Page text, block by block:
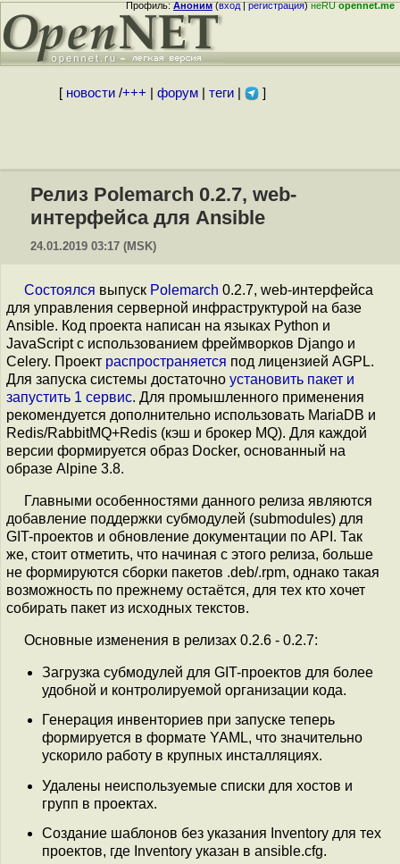
Профиль:Аноним(вход|регистрация)неRUopennet.me
[ новости/+++ форум| теги| ]
Релиз Polemarch 0.2.7, web-
интерфейса для Ansible
24.01.2019 03:17 (MSK)
Состоялся выпуск Polemarch 0.2.7, web-интерфейса
для управления серверной инфраструктурой на базе
Ansible. Код проекта написан на языках Python и
JavaScript с использованием фреймворков Django и
Celery. Проект распространяется под лицензией AGPL.
Для запуска системы достаточно установить пакет и
запустить 1 сервис. Для промышленного применения
рекомендуется дополнительно использовать MariaDB и
Redis/RabbitMQ+Redis (кэш и брокер MQ). Для каждой
версии формируется образ Docker, основанный на
образе Alpine 3.8.
Главными особенностями данного релиза являются
добавление поддержки субмодулей (submodules) для
GIT-проектов и обновление документации по API. Так
же, стоит отметить, что начиная с этого релиза, больше
не формируются сборки пакетов .deb/.rpm, однако такая
возможность по прежнему остаётся, для тех кто хочет
собирать пакет из исходных текстов.
Основные изменения в релизах 0.2.6 - 0.2.7:
Загрузка субмодулей для GIT-проектов для более
удобной и контролируемой организации кода.
Генерация инвенториев при запуске теперь
формируется в формате YAML, что значительно
ускорило работу в крупных инсталляциях.
Удалены неиспользуемые списки для хостов и
групп в проектах.
Создание шаблонов без указания Inventory для тех
проектов, где Inventory указан в ansible.cfg.